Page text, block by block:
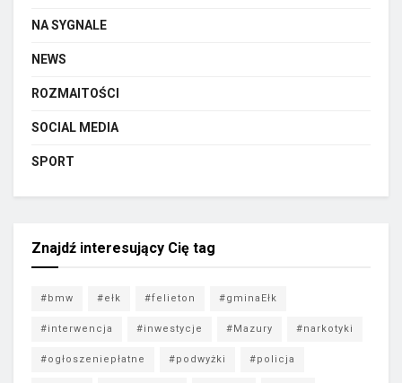
NA SYGNALE
NEWS
ROZMAITOŚCI
SOCIAL MEDIA
SPORT
Znajdź interesujący Cię tag
#bmw #ełk #felieton #gminaEłk
#interwencja #inwestycje #Mazury #narkotyki
#ogłoszeniepłatne #podwyżki #policja